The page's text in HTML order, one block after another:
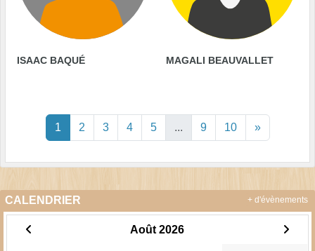
ISAAC BAQUÉ MAGALI BEAUVALLET
1 2 3 4 5 ... 9 10 »
CALENDRIER
Août 2026
+ d'évènements